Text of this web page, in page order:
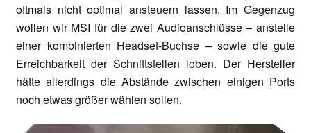
oftmals nicht optimal ansteuern lassen. Im Gegenzug
wollen wir MSI für die zwei Audioanschlüsse – anstelle
einer kombinierten Headset-Buchse – sowie die gute
Erreichbarkeit der Schnittstellen loben. Der Hersteller
hätte allerdings die Abstände zwischen einigen Ports
noch etwas größer wählen sollen.